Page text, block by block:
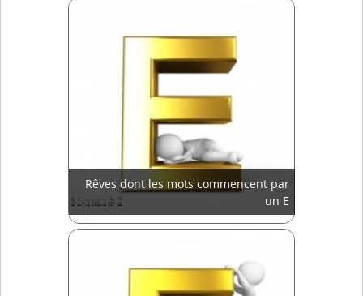
Rêves dont les mots commencent par
un E